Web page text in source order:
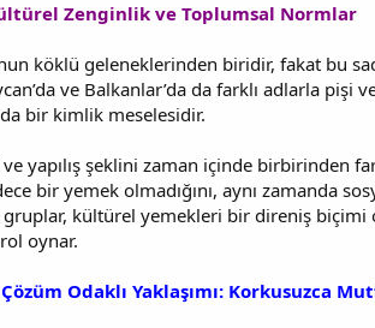
Zenginlik ve Toplumsal Normlar
köklü geleneklerinden biridir, fakat bu
ve Balkanlar’da da farklı adlarla pişi
bir kimlik meselesidir.
yapılış şeklini zaman içinde birbirinden
bir yemek olmadığını, aynı zamanda
gruplar, kültürel yemekleri bir direniş
oynar.
Odaklı Yaklaşımı: Korkusuzca